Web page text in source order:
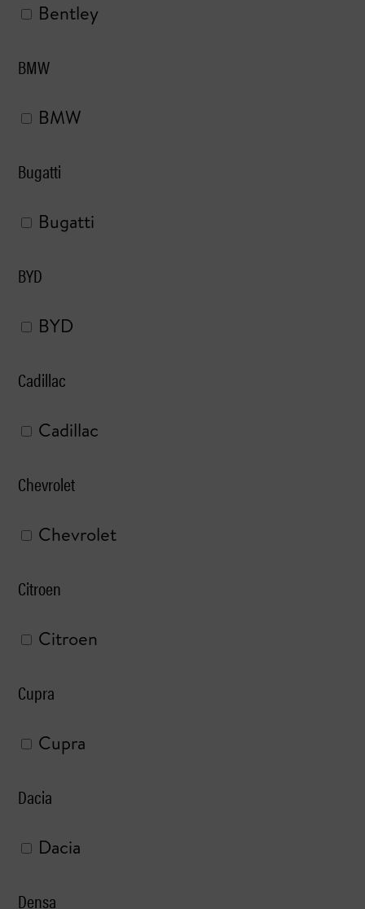
Bentley
BMW
BMW
Bugatti
Bugatti
BYD
BYD
Cadillac
Cadillac
Chevrolet
Chevrolet
Citroen
Citroen
Cupra
Cupra
Dacia
Dacia
Densa